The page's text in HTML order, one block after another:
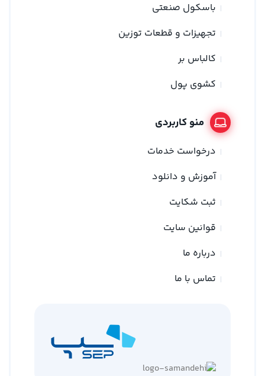
باسکول صنعتی
تجهیزات و قطعات توزین
کالباس بر
کشوی پول
منو کاربردی
درخواست خدمات
آموزش و دانلود
ثبت شکایت
قوانین سایت
درباره ما
تماس با ما